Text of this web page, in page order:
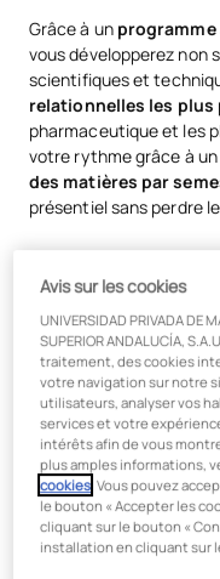
Grâce à un
vous développerez non
scientifiques et
relationnelles les plus
pharmaceutique et les
votre rythme grâce à
des matières par
présentiel sans perdre
Pourquoi
formation
Un programme
pharmacologie et
l’industrie
Un programme
réels du secteur,
technologie
pharmacologie, la
Avis sur les cookies
UNIVERSIDAD PRIVADA DE
SUPERIOR ANDALUCÍA,
traitement, des cookies
votre navigation sur notre
utilisateurs, analyser vos
services et votre
intérêts afin de vous
plus amples informations,
cookies . Vous pouvez
le bouton « Accepter les
cliquant sur le bouton «
installation en cliquant sur